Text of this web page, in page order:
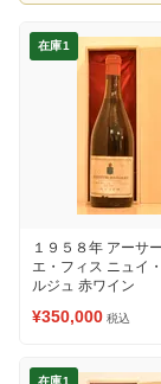
在庫1
１９５８年 アーサ
エ・フィス ニュイ
ルジュ 赤ワイン
¥350,000 税込
在庫1